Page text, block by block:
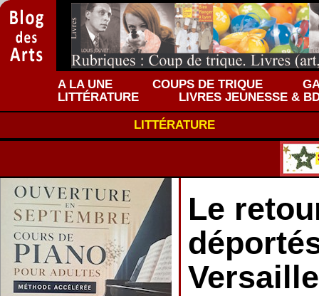
A LA UNE COUPS DE TRIQUE
LITTÉRATURE
LIVRES JEUNESSE &
LITTÉRATURE
Le
Versaille